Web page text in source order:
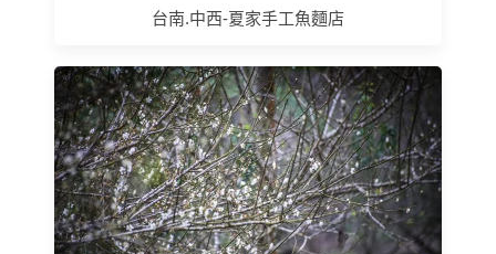
台南.中西-夏家手工魚麵店